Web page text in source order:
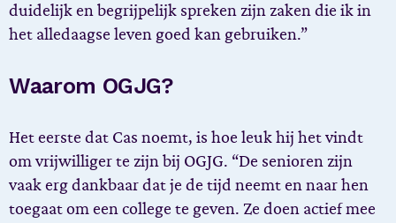
duidelijk en begrijpelijk spreken zijn zaken die ik in
het alledaagse leven goed kan gebruiken.”
Waarom OGJG?
Het eerste dat Cas noemt, is hoe leuk hij het vindt
om vrijwilliger te zijn bij OGJG. “De senioren zijn
vaak erg dankbaar dat je de tijd neemt en naar hen
toegaat om een college te geven. Ze doen actief mee